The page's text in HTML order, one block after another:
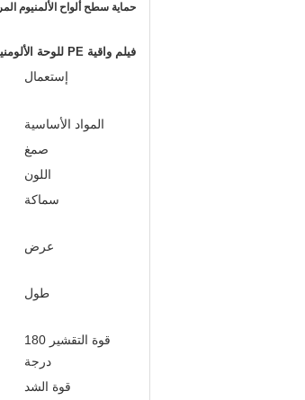
حماية سطح ألواح الألمنيوم
فيلم واقية PE للوحة الألومنيوم البلاستيكية المركبة
إستعمال
المواد الأساسية
صمغ
اللون
سماكة
عرض
طول
قوة التقشير 180
درجة
قوة الشد